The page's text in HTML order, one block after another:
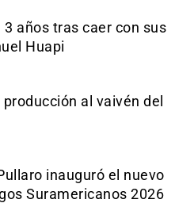
3 años tras caer con sus
Huapi
al vaivén del
inauguró el nuevo
Suramericanos 2026